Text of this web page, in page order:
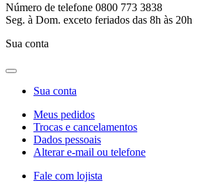
Número de telefone 0800 773 3838
Seg. à Dom. exceto feriados das 8h às 20h
Sua conta
Sua conta
Meus pedidos
Trocas e cancelamentos
Dados pessoais
Alterar e-mail ou telefone
Fale com lojista